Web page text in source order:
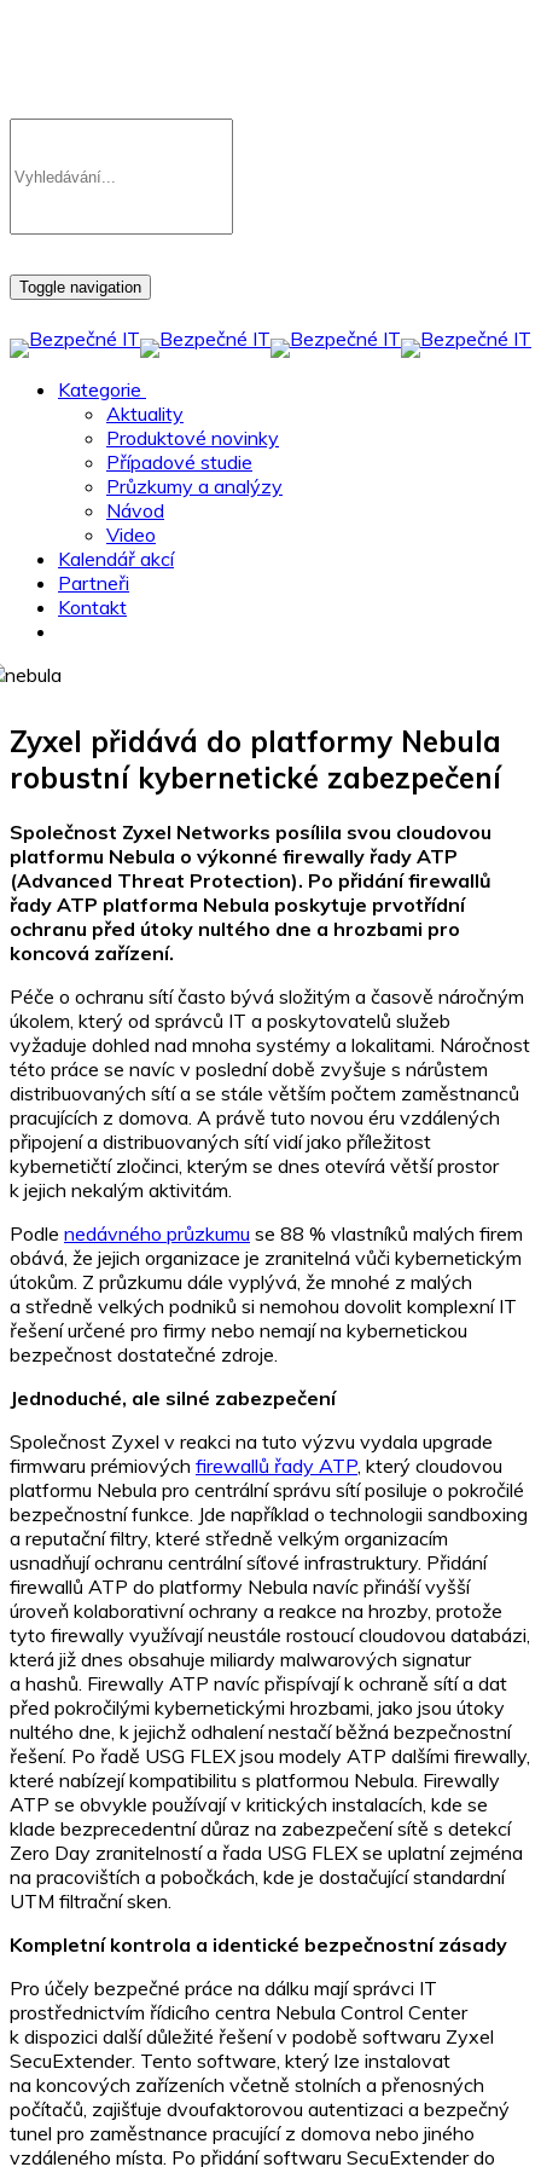
Toggle navigation
Kategorie
Aktuality
Produktové novinky
Případové studie
Průzkumy a analýzy
Návod
Video
Kalendář akcí
Partneři
Kontakt
Zyxel přidává do platformy Nebula
robustní kybernetické zabezpečení
Společnost Zyxel Networks posílila svou cloudovou
platformu Nebula o výkonné firewally řady ATP
(Advanced Threat Protection). Po přidání firewallů
řady ATP platforma Nebula poskytuje prvotřídní
ochranu před útoky nultého dne a hrozbami pro
koncová zařízení.
Péče o ochranu sítí často bývá složitým a časově náročným
úkolem, který od správců IT a poskytovatelů služeb
vyžaduje dohled nad mnoha systémy a lokalitami. Náročnost
této práce se navíc v poslední době zvyšuje s nárůstem
distribuovaných sítí a se stále větším počtem zaměstnanců
pracujících z domova. A právě tuto novou éru vzdálených
připojení a distribuovaných sítí vidí jako příležitost
kybernetičtí zločinci, kterým se dnes otevírá větší prostor
k jejich nekalým aktivitám.
Podle nedávného průzkumu se 88 % vlastníků malých firem
obává, že jejich organizace je zranitelná vůči kybernetickým
útokům. Z průzkumu dále vyplývá, že mnohé z malých
a středně velkých podniků si nemohou dovolit komplexní IT
řešení určené pro firmy nebo nemají na kybernetickou
bezpečnost dostatečné zdroje.
Jednoduché, ale silné zabezpečení
Společnost Zyxel v reakci na tuto výzvu vydala upgrade
firmwaru prémiových firewallů řady ATP , který cloudovou
platformu Nebula pro centrální správu sítí posiluje o pokročilé
bezpečnostní funkce. Jde například o technologii sandboxing
a reputační filtry, které středně velkým organizacím
usnadňují ochranu centrální síťové infrastruktury. Přidání
firewallů ATP do platformy Nebula navíc přináší vyšší
úroveň kolaborativní ochrany a reakce na hrozby, protože
tyto firewally využívají neustále rostoucí cloudovou databázi,
která již dnes obsahuje miliardy malwarových signatur
a hashů. Firewally ATP navíc přispívají k ochraně sítí a dat
před pokročilými kybernetickými hrozbami, jako jsou útoky
nultého dne, k jejichž odhalení nestačí běžná bezpečnostní
řešení. Po řadě USG FLEX jsou modely ATP dalšími firewally,
které nabízejí kompatibilitu s platformou Nebula. Firewally
ATP se obvykle používají v kritických instalacích, kde se
klade bezprecedentní důraz na zabezpečení sítě s detekcí
Zero Day zranitelností a řada USG FLEX se uplatní zejména
na pracovištích a pobočkách, kde je dostačující standardní
UTM filtrační sken.
Kompletní kontrola a identické bezpečnostní zásady
Pro účely bezpečné práce na dálku mají správci IT
prostřednictvím řídicího centra Nebula Control Center
k dispozici další důležité řešení v podobě softwaru Zyxel
SecuExtender. Tento software, který lze instalovat
na koncových zařízeních včetně stolních a přenosných
počítačů, zajišťuje dvoufaktorovou autentizaci a bezpečný
tunel pro zaměstnance pracující z domova nebo jiného
vzdáleného místa. Po přidání softwaru SecuExtender do